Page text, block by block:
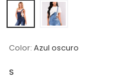
Color: Azul oscuro
S